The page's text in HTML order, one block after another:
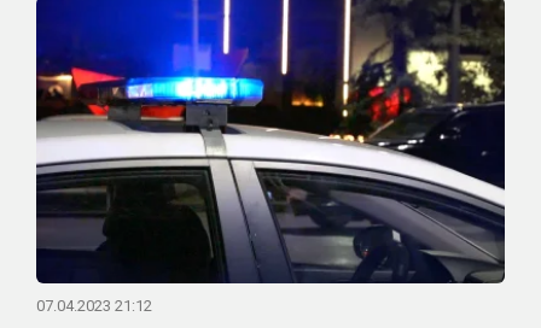
07.04.2023 21:12